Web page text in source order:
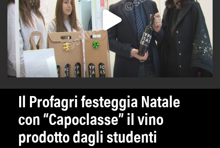
Il Profagri festeggia Natale
con “Capoclasse” il vino
prodotto dagli studenti